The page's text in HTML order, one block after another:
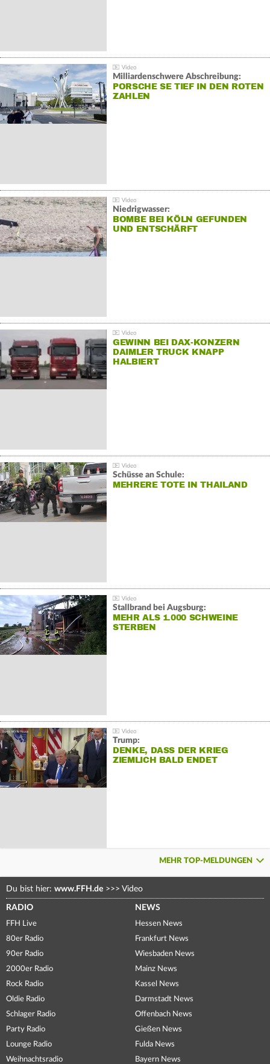
Milliardenschwere Abschreibung:
PORSCHE SE TIEF IN DEN ROTEN
ZAHLEN
Niedrigwasser:
BOMBE BEI KÖLN GEFUNDEN
UND ENTSCHÄRFT
GEWINN BEI DAX-KONZERN
DAIMLER TRUCK KNAPP
HALBIERT
Schüsse an Schule:
MEHRERE TOTE IN THAILAND
Stallbrand bei Augsburg:
MEHR ALS 1.000 SCHWEINE
STERBEN
Trump:
DENKE, DASS DER KRIEG
ZIEMLICH BALD ENDET
MEHR TOP-MELDUNGEN
Du bist hier: www.FFH.de >>> Video
RADIO
FFH Live
80er Radio
90er Radio
2000er Radio
Rock Radio
Oldie Radio
Schlager Radio
Party Radio
Lounge Radio
Weihnachtsradio
NEWS
Hessen News
Frankfurt News
Wiesbaden News
Mainz News
Kassel News
Darmstadt News
Offenbach News
Gießen News
Fulda News
Bayern News